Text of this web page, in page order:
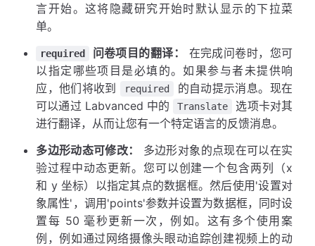
言开始。这将隐藏研究开始时默认显示的下拉菜
单。
required 问卷项目的翻译：
在完成问卷时，您可
以指定哪些项目是必填的。如果参与者未提供响
应，他们将收到
required
的自动提示消息。现在
可以通过 Labvanced 中的
Translate
选项卡对其
进行翻译，从而让您有一个特定语言的反馈消息。
多边形动态可修改：
多边形对象的点现在可以在实
验过程中动态更新。您可以创建一个包含两列（x
和 y 坐标）以指定其点的数据框。然后使用'设置对
象属性'，调用'points'参数并设置为数据框，同时设
置每 50 毫秒更新一次，例如。这有多个使用案
例，例如通过网络摄像头眼动追踪创建视频上的动